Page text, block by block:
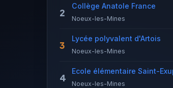
2
Collège Anatole France
Noeux-les-Mines
3
Lycée polyvalent d'Artois
Noeux-les-Mines
4
Ecole élémentaire Saint-
Noeux-les-Mines